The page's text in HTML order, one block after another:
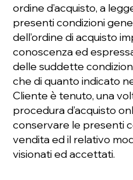
ordine d’acquisto, a
presenti condizioni
dell’ordine di acquisto
conoscenza ed
delle suddette
che di quanto indicato
Cliente è tenuto, una
procedura d’acquisto
conservare le presenti
vendita ed il relativo
visionati ed accettati.